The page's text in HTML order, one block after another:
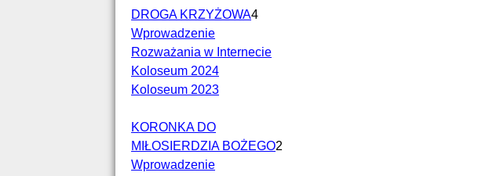
DROGA KRZYŻOWA4
Wprowadzenie
Rozważania w Internecie
Koloseum 2024
Koloseum 2023
KORONKA DO
MIŁOSIERDZIA BOŻEGO2
Wprowadzenie